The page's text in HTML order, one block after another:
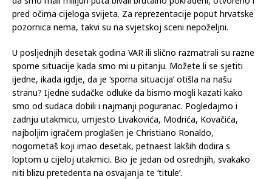
pred očima cijeloga svijeta. Za reprezentacije poput hrvatske
pozornica nema, takvi su na svjetskoj sceni nepoželjni.
U posljednjih desetak godina VAR ili slično razmatrali su razne
sporne situacije kada smo mi u pitanju. Možete li se sjetiti
ijedne, ikada igdje, da je ‘sporna situacija’ otišla na našu
stranu? Ijedne sudačke odluke da bismo mogli kazati kako
smo od sudaca dobili i najmanji poguranac. Pogledajmo i
zadnju utakmicu, umjesto Livakovića, Modrića, Kovačića,
najboljim igračem proglašen je Christiano Ronaldo,
nogometaš koji imao desetak, petnaest lakših dodira s
loptom u cijeloj utakmici. Bio je jedan od osrednjih, svakako
niti blizu pretedenta na osvajanja te ‘titule’.